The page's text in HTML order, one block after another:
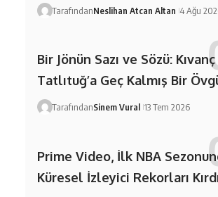
TarafındanNeslihan Atcan Altan 4 Ağu
Bir Jönün Sazı ve Sözü: Kıvanç
Tatlıtuğ’a Geç Kalmış Bir
TarafındanSinem Vural 13 Tem 2026
Prime Video, İlk NBA
Küresel İzleyici Rekorları